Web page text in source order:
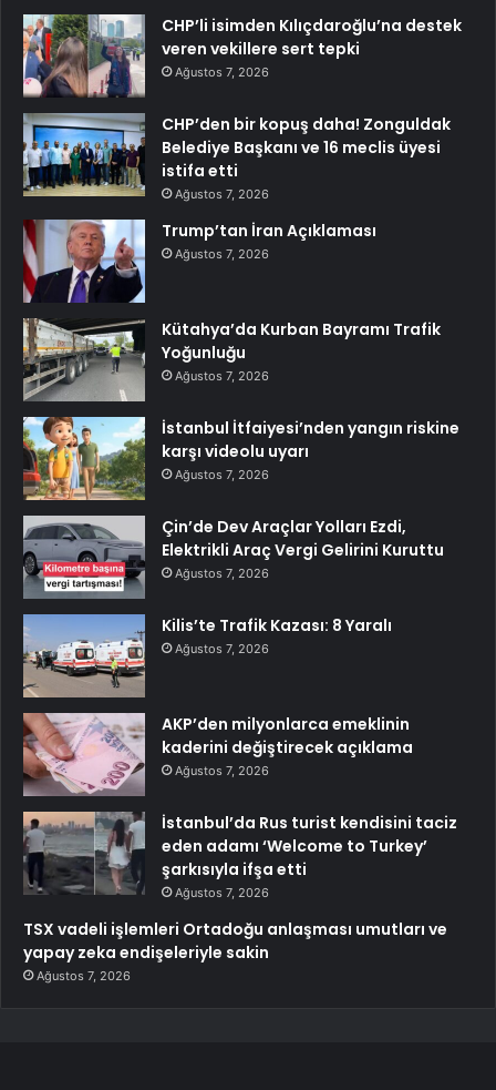
CHP’li isimden Kılıçdaroğlu’na destek
veren vekillere sert tepki
Ağustos 7, 2026
CHP’den bir kopuş daha! Zonguldak
Belediye Başkanı ve 16 meclis üyesi
istifa etti
Ağustos 7, 2026
Trump’tan İran Açıklaması
Ağustos 7, 2026
Kütahya’da Kurban Bayramı Trafik
Yoğunluğu
Ağustos 7, 2026
İstanbul İtfaiyesi’nden yangın riskine
karşı videolu uyarı
Ağustos 7, 2026
Çin’de Dev Araçlar Yolları Ezdi,
Elektrikli Araç Vergi Gelirini Kuruttu
Ağustos 7, 2026
Kilis’te Trafik Kazası: 8 Yaralı
Ağustos 7, 2026
AKP’den milyonlarca emeklinin
kaderini değiştirecek açıklama
Ağustos 7, 2026
İstanbul’da Rus turist kendisini taciz
eden adamı ‘Welcome to Turkey’
şarkısıyla ifşa etti
Ağustos 7, 2026
TSX vadeli işlemleri Ortadoğu anlaşması umutları ve
yapay zeka endişeleriyle sakin
Ağustos 7, 2026